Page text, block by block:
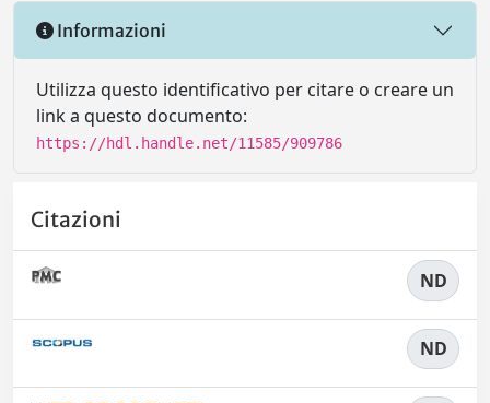
Informazioni
Utilizza questo identificativo per citare o creare un
link a questo documento:
https://hdl.handle.net/11585/909786
Citazioni
ND
ND